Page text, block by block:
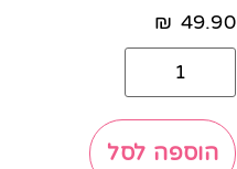
49.90
₪
הוספה לסל